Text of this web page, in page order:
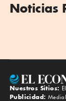
Noticias
Nuestros Sitios:
Publicidad: